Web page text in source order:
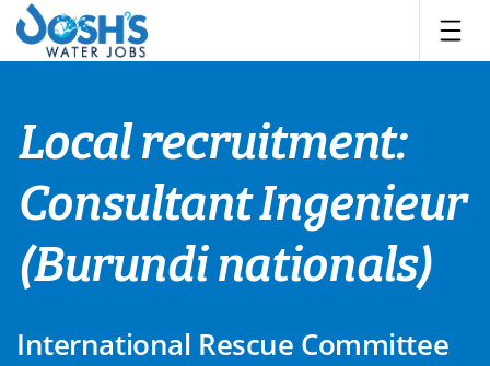
Skip
content
Local recruitment:
Consultant Ingenieur
(Burundi nationals)
International Rescue Committee